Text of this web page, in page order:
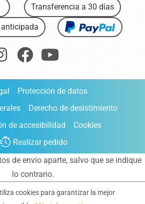
Transferencia a 30 días
Protección de datos
Derecho de desistimiento
de accesibilidad
Cookies
Realizar pedido
de envío aparte, salvo que se indique
lo contrario.
cookies para garantizar la mejor